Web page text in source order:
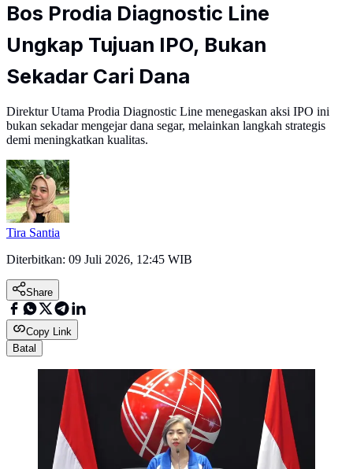
Bos Prodia Diagnostic Line
Ungkap Tujuan IPO, Bukan
Sekadar Cari Dana
Direktur Utama Prodia Diagnostic Line menegaskan aksi IPO ini
bukan sekadar mengejar dana segar, melainkan langkah strategis
demi meningkatkan kualitas.
Tira Santia
Diterbitkan: 09 Juli 2026, 12:45 WIB
Share
Copy Link
Batal